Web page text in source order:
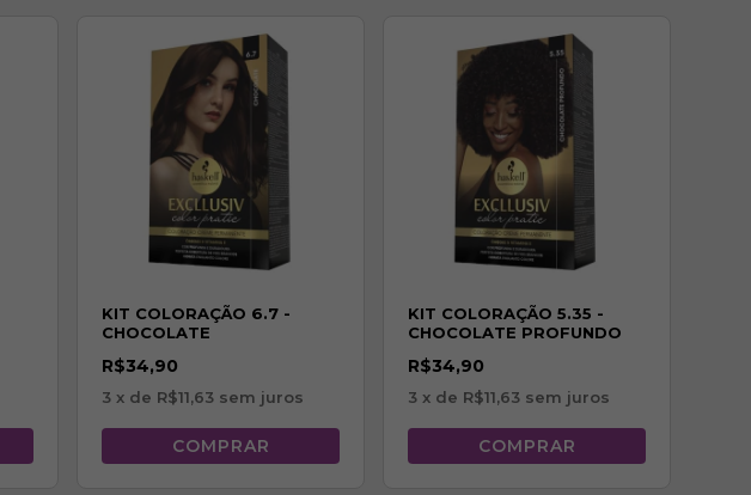
KIT COLORAÇÃO 6.7 -
CHOCOLATE
R$34,90
3 x de R$11,63 sem juros
KIT COLORAÇÃO 5.35 -
CHOCOLATE PROFUNDO
R$34,90
3 x de R$11,63 sem juros